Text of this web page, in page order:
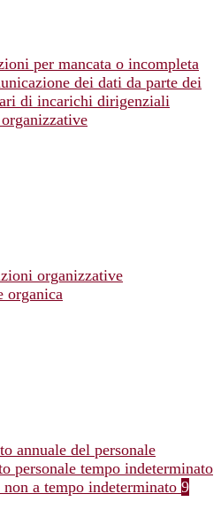
per mancata o incompleta
dei dati da parte dei
di incarichi dirigenziali
organizzative
organica
annuale del personale
personale tempo indeterminato
non a tempo indeterminato 9